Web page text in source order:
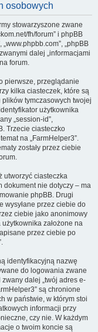
osobowych
stowarzyszone zwane
fh/forum” i phpBB
„phpBB
dalej „informacjami
forum.
pierwsze, przeglądanie
kilka ciasteczek, które są
tymczasowych twojej
użytkownika
„session-id”,
Trzecie ciasteczko
na „FarmHelper3”.
zostały przez ciebie
utworzyć ciasteczka
dokument nie dotyczy – ma
phpBB. Drugi
wysyłane przez ciebie do
ciebie jako anonimowy
założone na
przez ciebie po
identyfikacyjną nazwę
do logowania zwane
zwany dalej „twój adres e-
są chronione
w państwie, w którym stoi
informacji przy
czy nie. W każdym
o twoim koncie są